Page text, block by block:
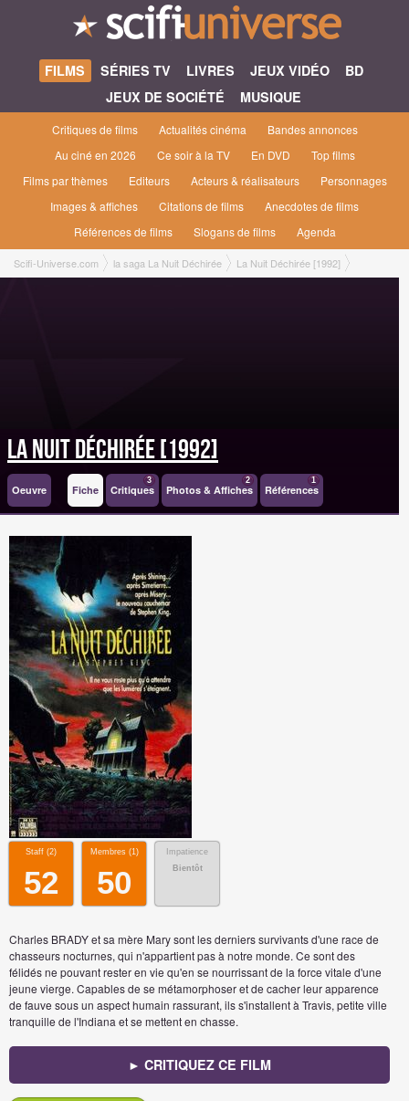
FILMS SÉRIES TV LIVRES JEUX VIDÉO
BD
JEUX DE SOCIÉTÉ
MUSIQUE
Critiques de films Actualités cinéma
Bandes annonces
Au ciné en 2026
Ce soir à la TV En DVD
Top films
Films par thèmes
Editeurs Acteurs & réalisateurs
Personnages
Images & affiches
Citations de films
Anecdotes de films
Références de films
Slogans de films Agenda
Scifi-Universe.com la saga La Nuit Déchirée La Nuit Déchirée [1992]
La Nuit Déchirée [1992]
Oeuvre Fiche Critiques
3
Photos & Affiches
2
Références
1
Staff (2)
52
Membres (1)
50
Impatience
Bientôt
Charles BRADY et sa mère Mary sont les derniers survivants d'une race de
chasseurs nocturnes, qui n'appartient pas à notre monde. Ce sont des
félidés ne pouvant rester en vie qu'en se nourrissant de la force vitale d'une
jeune vierge. Capables de se métamorphoser et de cacher leur apparence
de fauve sous un aspect humain rassurant, ils s'installent à Travis, petite ville
tranquille de l'Indiana et se mettent en chasse.
► CRITIQUEZ CE FILM